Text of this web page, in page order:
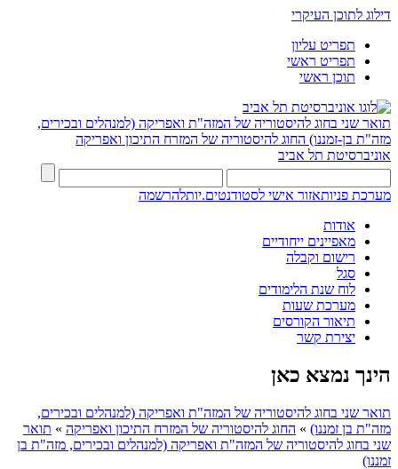
דילוג לתוכן העיקרי
תפריט עליון
תפריט ראשי
תוכן ראשי
תואר שני בחוג להיסטוריה של המזה"ת ואפריקה (למנהלים ובכירים,
מזה"ת בן-זמננו) החוג להיסטוריה של המזרח התיכון ואפריקה
אוניברסיטת תל אביב
מערכת פניותאזור אישי לסטודנטים.יותלהרשמה
אודות
מאפיינים ייחודיים
רישום וקבלה
סגל
לוח שנת הלימודים
מערכת שעות
תיאור הקורסים
יצירת קשר
הינך נמצא כאן
תואר שני בחוג להיסטוריה של המזה"ת ואפריקה (למנהלים ובכירים,
מזה"ת בן זמננו) » החוג להיסטוריה של המזרח התיכון ואפריקה » תואר
שני בחוג להיסטוריה של המזה"ת ואפריקה (למנהלים ובכירים, מזה"ת בן
זמננו)